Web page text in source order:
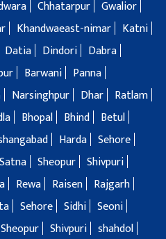
Chhatarpur Gwalior
Khandwaeast-nimar
Katni
Datia Dindori
Dabra
Barwani
Panna
Narsinghpur Dhar
Ratlam
Bhopal Bhind
Betul
Harda Sehore
Satna Sheopur Shivpuri
Rewa Raisen
Rajgarh
Sehore Sidhi Seoni
Sheopur Shivpuri shahdol